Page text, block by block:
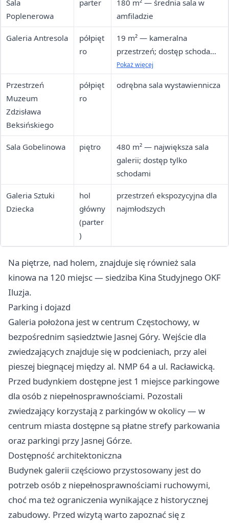
Sala
Poplenerowa
parter
180 m² — średnia sala w
amfiladzie
Galeria Antresola
półpięt
ro
19 m² — kameralna
przestrzeń; dostęp schodami
z platformą schodową
Pokaż więcej
Przestrzeń
Muzeum
Zdzisława
Beksińskiego
półpięt
ro
odrębna sala wystawiennicza
Sala Gobelinowa piętro
480 m² — największa sala
galerii; dostęp tylko
schodami
Galeria Sztuki
Dziecka
hol
główny
(parter
)
przestrzeń ekspozycyjna dla
najmłodszych
Na piętrze, nad holem, znajduje się również sala
kinowa na 120 miejsc — siedziba Kina Studyjnego OKF
Iluzja.
Parking i dojazd
Galeria położona jest w centrum Częstochowy, w
bezpośrednim sąsiedztwie Jasnej Góry. Wejście dla
zwiedzających znajduje się w podcieniach, przy alei
pieszej biegnącej między al. NMP 64 a ul. Racławicką.
Przed budynkiem dostępne jest 1 miejsce parkingowe
dla osób z niepełnosprawnościami. Pozostali
zwiedzający korzystają z parkingów w okolicy — w
centrum miasta dostępne są płatne strefy parkowania
oraz parkingi przy Jasnej Górze.
Dostępność architektoniczna
Budynek galerii częściowo przystosowany jest do
potrzeb osób z niepełnosprawnościami ruchowymi,
choć ma też ograniczenia wynikające z historycznej
zabudowy. Przed wizytą warto zapoznać się z